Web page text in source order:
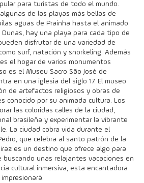
para turistas de todo el mundo.
de las playas más bellas de
aguas de Prainha hasta el animado
hay una playa para cada tipo de
disfrutar de una variedad de
surf, natación y snorkeling. Además
el hogar de varios monumentos
es el Museu Sacro São José de
en una iglesia del siglo 17. El museo
de artefactos religiosos y obras de
conocido por su animada cultura. Los
las coloridas calles de la ciudad,
brasileña y experimentar la vibrante
La ciudad cobra vida durante el
que celebra al santo patrón de la
es un destino que ofrece algo para
unas relajantes vacaciones en
cultural inmersiva, esta encantadora